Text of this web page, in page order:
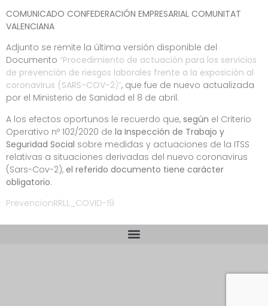
COMUNICADO CONFEDERACIÓN EMPRESARIAL COMUNITAT
VALENCIANA
Adjunto se remite la última versión disponible del
Documento “Procedimiento de actuación para los servicios
de prevención de riesgos laborales frente a la exposición al
coronavirus (SARS-COV-2)”, que fue de nuevo actualizada
por el Ministerio de Sanidad el 8 de abril.
A los efectos oportunos le recuerdo que, según el Criterio
Operativo nº 102/2020 de la Inspección de Trabajo y
Seguridad Social sobre medidas y actuaciones de la ITSS
relativas a situaciones derivadas del nuevo coronavirus
(Sars-Cov-2), el referido documento tiene carácter
obligatorio.
PrevencionRRLL_COVID-19